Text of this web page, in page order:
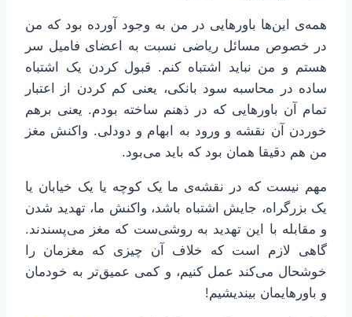
همه‌ی این‌ها باورهایی در من به وجود آورده بود که من
در خصوص مسائل ریاضی نسبت به اعضای فامیل سر
هستم و من نباید اشتباه کنم. قبول کردن یک اشتباه
ساده در محاسبه سود بانکی، یعنی کم کردن از اعتبار
تمام آن باورهایی که در ذهنم ساخته بودم. یعنی برهم
خوردن آن نقشه و ورود به ابهام و دودلی. واکنش مغز
من هم دقیقا همان بود که باید می‌بود.
مهم نیست که در نقشه‌ی ما یک کوچه یا یک خیابان یا
یک بزرگراه، جایش اشتباه باشد، واکنش ما، تهدید شدن
و مقابله با این تهدید به روشی‌ست که مغز می‌پسندند.
گاهی لازم است که خلاف آن چیزی که مغزمان را
خوشحال می‌کند عمل کنیم، و کمی عمیق‌تر به خودمان
و باورهایمان بیندیشیم!